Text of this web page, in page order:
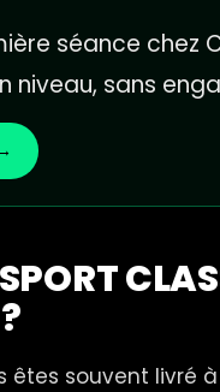
séance chez
sans
êtes souvent livré